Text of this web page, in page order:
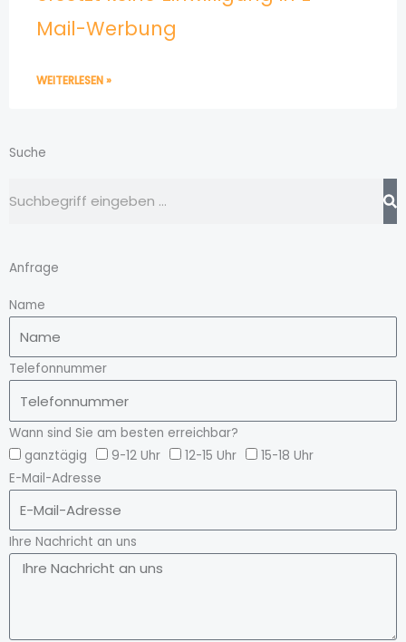
Mail-Werbung
WEITERLESEN »
Suche
Anfrage
Name
Telefonnummer
Wann sind Sie am besten erreichbar?
ganztägig
9-12 Uhr 12-15 Uhr
15-18 Uhr
E-Mail-Adresse
Ihre Nachricht an uns